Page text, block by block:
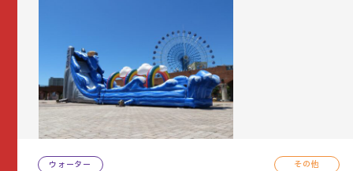
ウォーター その他